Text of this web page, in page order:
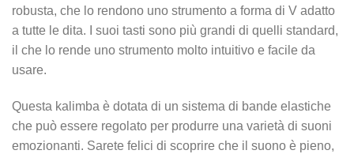
robusta, che lo rendono uno strumento a forma di V adatto
a tutte le dita. I suoi tasti sono più grandi di quelli standard,
il che lo rende uno strumento molto intuitivo e facile da
usare.
Questa kalimba è dotata di un sistema di bande elastiche
che può essere regolato per produrre una varietà di suoni
emozionanti. Sarete felici di scoprire che il suono è pieno,